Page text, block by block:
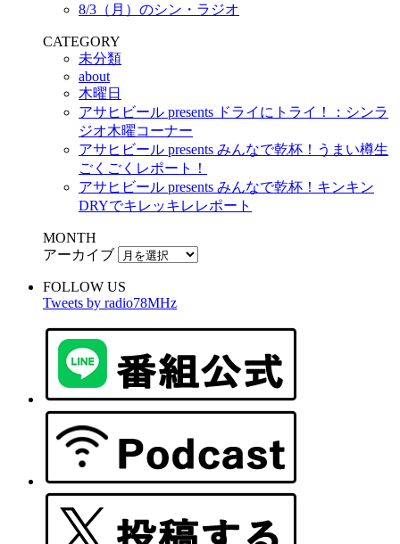
8/3（月）のシン・ラジオ
CATEGORY
未分類
about
木曜日
アサヒビール presents ドライにトライ！：シンラ
ジオ木曜コーナー
アサヒビール presents みんなで乾杯！うまい樽生
ごくごくレポート！
アサヒビール presents みんなで乾杯！キンキン
DRYでキレッキレレポート
MONTH
アーカイブ
FOLLOW US
Tweets by radio78MHz